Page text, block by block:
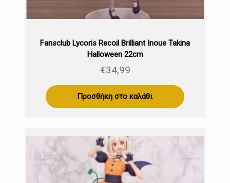
Fansclub Lycoris Recoil Brilliant Inoue Takina
Halloween 22cm
€34,99
Προσθήκη στο καλάθι